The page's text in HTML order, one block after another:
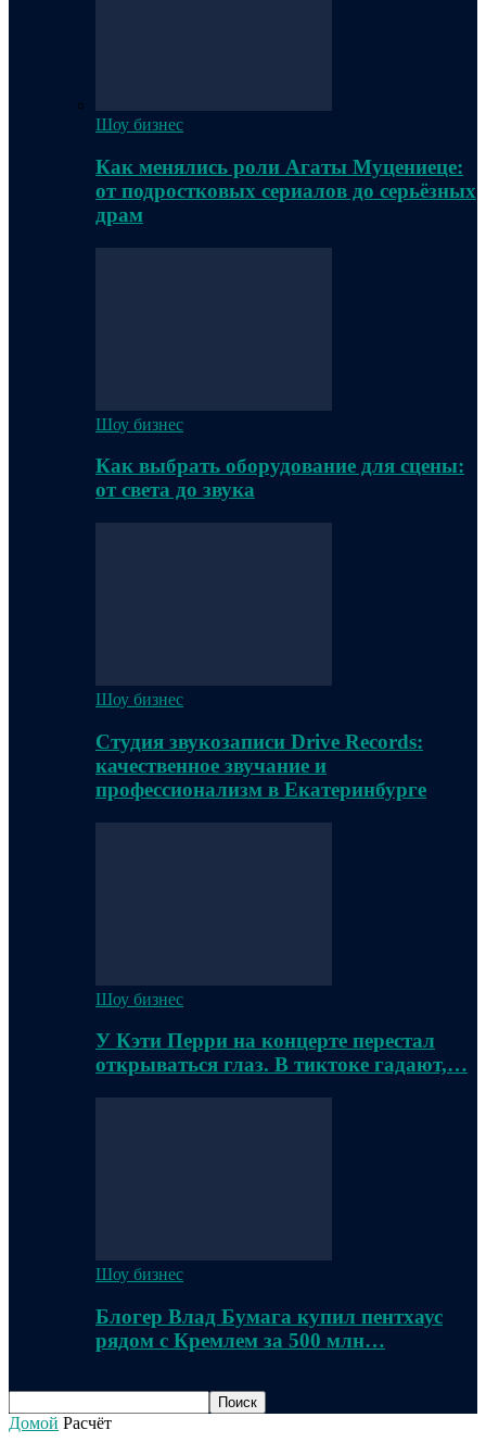
Шоу бизнес
Как менялись роли Агаты Муцениеце:
от подростковых сериалов до серьёзных
драм
Шоу бизнес
Как выбрать оборудование для сцены:
от света до звука
Шоу бизнес
Студия звукозаписи Drive Records:
качественное звучание и
профессионализм в Екатеринбурге
Шоу бизнес
У Кэти Перри на концерте перестал
открываться глаз. В тиктоке гадают,…
Шоу бизнес
Блогер Влад Бумага купил пентхаус
рядом с Кремлем за 500 млн…
Домой Расчёт